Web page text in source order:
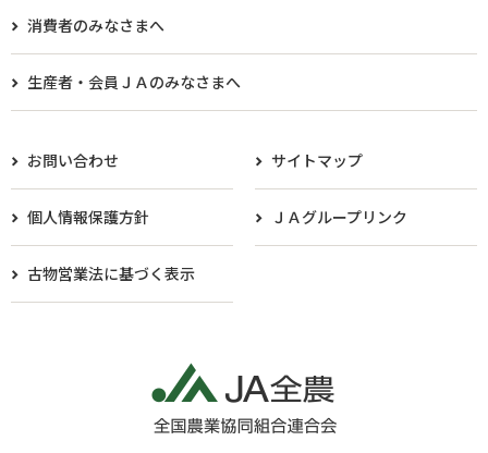
消費者のみなさまへ
生産者・会員ＪＡのみなさまへ​
お問い合わせ サイトマップ
個人情報保護方針 ＪＡグループリンク
古物営業法に基づく表示